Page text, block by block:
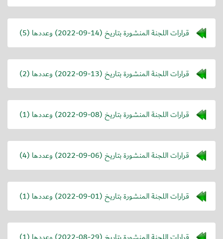
قرارات اللجنة المنشورة بتاريخ (2022-09-14) وعددها (5)
قرارات اللجنة المنشورة بتاريخ (2022-09-13) وعددها (2)
قرارات اللجنة المنشورة بتاريخ (2022-09-08) وعددها (1)
قرارات اللجنة المنشورة بتاريخ (2022-09-06) وعددها (4)
قرارات اللجنة المنشورة بتاريخ (2022-09-01) وعددها (1)